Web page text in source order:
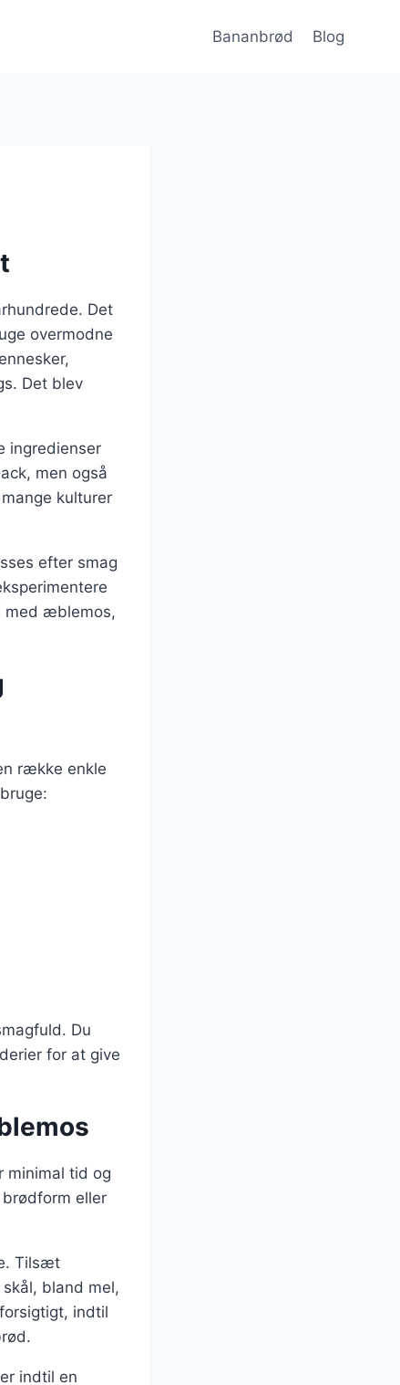
Bananbrød Blog
Det
overmodne
Det blev
ingredienser
men også
kulturer
efter smag
med æblemos,
række enkle
Du
for at give
minimal tid og
eller
Tilsæt
bland mel,
indtil
indtil en